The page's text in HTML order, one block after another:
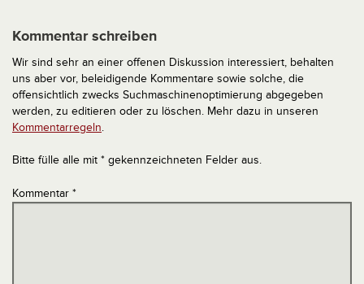
Kommentar schreiben
Wir sind sehr an einer offenen Diskussion interessiert, behalten
uns aber vor, beleidigende Kommentare sowie solche, die
offensichtlich zwecks Suchmaschinenoptimierung abgegeben
werden, zu editieren oder zu löschen. Mehr dazu in unseren
Kommentarregeln.
Bitte fülle alle mit * gekennzeichneten Felder aus.
Kommentar *